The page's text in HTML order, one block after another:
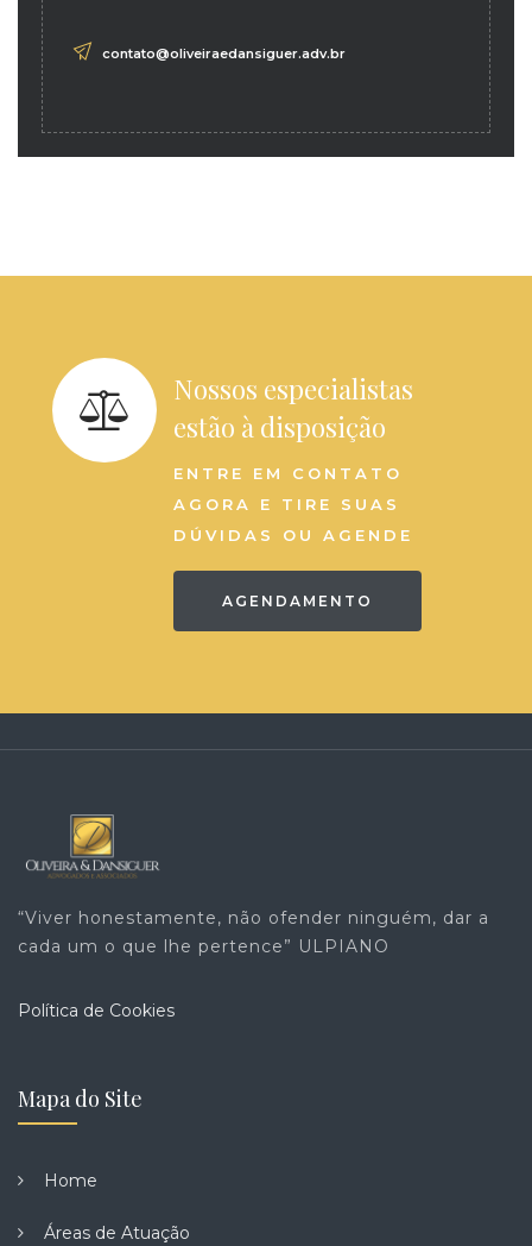
contato@oliveiraedansiguer.adv.br
Nossos especialistas
estão à disposição
ENTRE EM CONTATO
AGORA E TIRE SUAS
DÚVIDAS OU AGENDE
AGENDAMENTO
“Viver honestamente, não ofender ninguém, dar a
cada um o que lhe pertence” ULPIANO
Política de Cookies
Mapa do Site
Home
Áreas de Atuação